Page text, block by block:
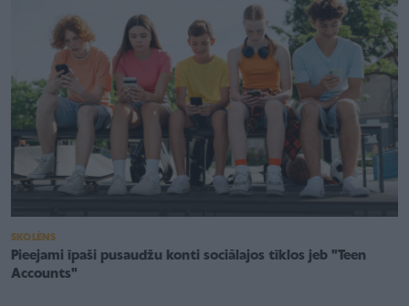
SKOLĒNS
Pieejami īpaši pusaudžu konti sociālajos tīklos jeb "Teen
Accounts"